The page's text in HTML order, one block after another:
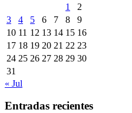
1
2
3
4 5 6 7 8
9
10 11 12 13 14 15 16
17 18 19 20 21 22 23
24 25 26 27 28 29 30
31
« Jul
Entradas recientes